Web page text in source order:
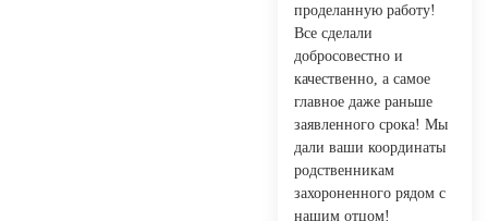
проделанную работу!
Все сделали
добросовестно и
качественно, а самое
главное даже раньше
заявленного срока! Мы
дали ваши координаты
родственникам
захороненного рядом с
нашим отцом!